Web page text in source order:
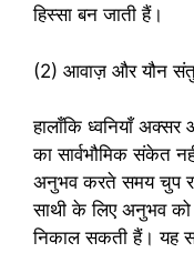
हिस्सा बन जाती हैं।
(2) आवाज़ और यौन
हालाँकि ध्वनियाँ
का सार्वभौमिक संकेत
अनुभव करते समय चुप
साथी के लिए अनुभव
निकाल सकती हैं। यह